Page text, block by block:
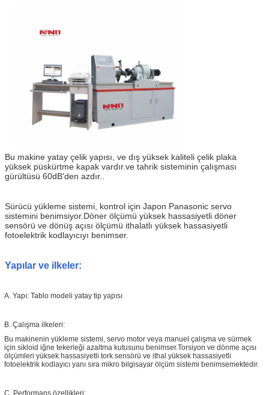
Bu makine yatay çelik yapısı, ve dış yüksek kaliteli çelik plaka
yüksek püskürtme kapak vardır.ve tahrik sisteminin çalışması
gürültüsü 60dB'den azdır..
Sürücü yükleme sistemi, kontrol için Japon Panasonic servo
sistemini benimsiyor.Döner ölçümü yüksek hassasiyetli döner
sensörü ve dönüş açısı ölçümü ithalatlı yüksek hassasiyetli
fotoelektrik kodlayıcıyı benimser.
Yapılar ve ilkeler:
A. Yapı: Tablo modeli yatay tip yapısı
B. Çalışma ilkeleri:
Bu makinenin yükleme sistemi, servo motor veya manuel çalışma ve sürmek
için sikloid iğne tekerleği azaltma kutusunu benimser.Torsiyon ve dönme açısı
ölçümleri yüksek hassasiyetli tork sensörü ve ithal yüksek hassasiyetli
fotoelektrik kodlayıcı yanı sıra mikro bilgisayar ölçüm sistemi benimsemektedir.